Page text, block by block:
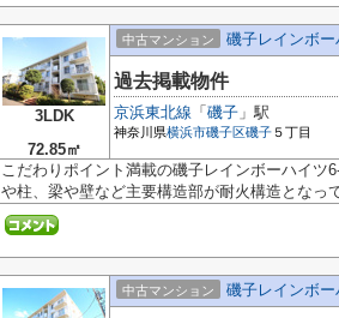
3LDK
72.85㎡
中古マンション 磯子レインボ
過去掲載物件
京浜東北線 「 磯子 」駅
神奈川県横浜市磯子区磯子 ５丁目
こだわりポイント満載の磯子レインボーハイツ
や柱、梁や壁など主要構造部が耐火構造となっ
中古マンション 磯子レインボ